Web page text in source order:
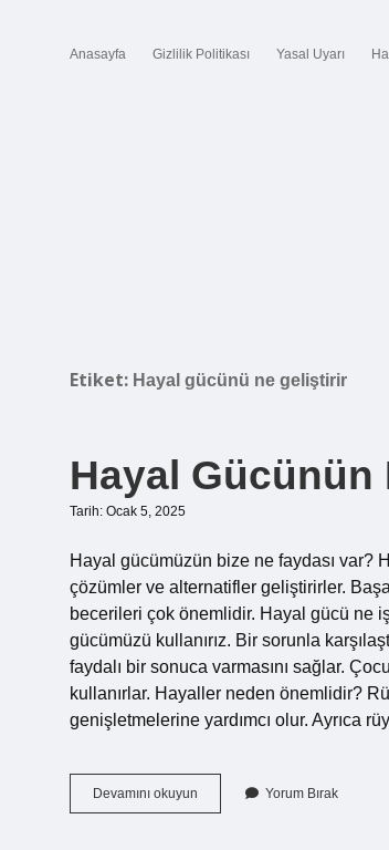
Anasayfa Gizlilik Politikası Yasal Uyarı
Etiket: Hayal gücünü ne geliştirir
Hayal Gücünün
Tarih: Ocak 5, 2025
Hayal gücümüzün bize ne faydası var?
çözümler ve alternatifler geliştirirler.
becerileri çok önemlidir. Hayal gücü ne
gücümüzü kullanırız. Bir sorunla
faydalı bir sonuca varmasını sağlar.
kullanırlar. Hayaller neden önemlidir?
genişletmelerine yardımcı olur. Ayrıca
Devamını okuyun
Gücünün
Yorum Bırak